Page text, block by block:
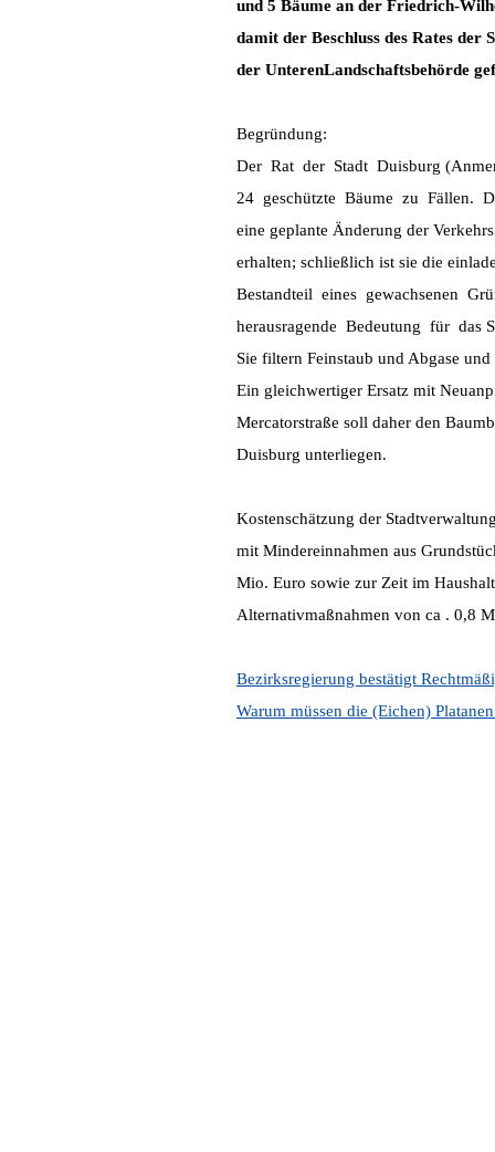
und 5 Bäume an der Friedrich-
damit der Beschluss des Rates der
der UnterenLandschaftsbehörde
Begründung:
Der Rat der Stadt Duisburg
24 geschützte Bäume zu Fällen.
eine geplante Änderung der
erhalten; schließlich ist sie die
Bestandteil eines gewachsenen
herausragende Bedeutung für das
Sie filtern Feinstaub und Abgase
Ein gleichwertiger Ersatz mit
Mercatorstraße soll daher den
Duisburg unterliegen.
Kostenschätzung der
mit Mindereinnahmen aus
Mio. Euro sowie zur Zeit im
Alternativmaßnahmen von ca . 0,8
Bezirksregierung bestätigt
Warum müssen die (Eichen)